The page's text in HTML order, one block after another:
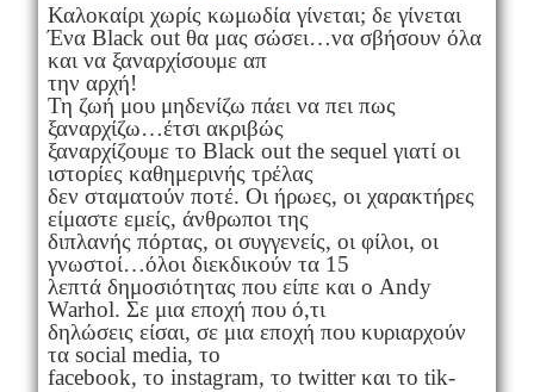
Καλοκαίρι χωρίς κωμωδία γίνεται; δε γίνεται
Ένα Black out θα μας σώσει…να σβήσουν όλα
και να ξαναρχίσουμε απ
την αρχή!
Τη ζωή μου μηδενίζω πάει να πει πως
ξαναρχίζω…έτσι ακριβώς
ξαναρχίζουμε το Black out the sequel γιατί οι
ιστορίες καθημερινής τρέλας
δεν σταματούν ποτέ. Οι ήρωες, οι χαρακτήρες
είμαστε εμείς, άνθρωποι της
διπλανής πόρτας, οι συγγενείς, οι φίλοι, οι
γνωστοί…όλοι διεκδικούν τα 15
λεπτά δημοσιότητας που είπε και ο Andy
Warhol. Σε μια εποχή που ό,τι
δηλώσεις είσαι, σε μια εποχή που κυριαρχούν
τα social media, το
facebook, το instagram, το twitter και το tik-